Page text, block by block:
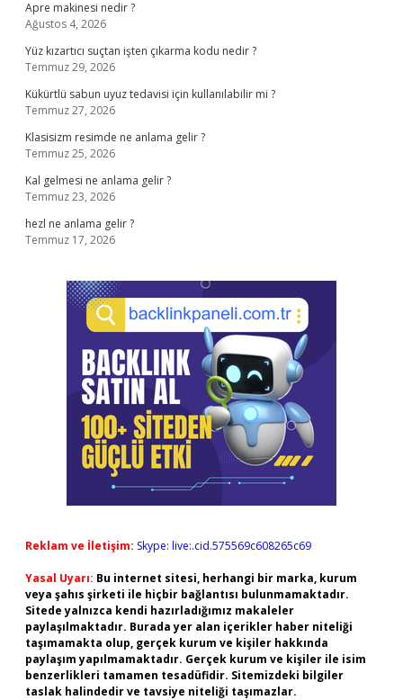
Apre makinesi nedir ?
Ağustos 4, 2026
Yüz kızartıcı suçtan işten çıkarma kodu nedir ?
Temmuz 29, 2026
Kükürtlü sabun uyuz tedavisi için kullanılabilir mi ?
Temmuz 27, 2026
Klasisizm resimde ne anlama gelir ?
Temmuz 25, 2026
Kal gelmesi ne anlama gelir ?
Temmuz 23, 2026
hezl ne anlama gelir ?
Temmuz 17, 2026
Reklam ve İletişim: Skype: live:.cid.575569c608265c69
Yasal Uyarı: Bu internet sitesi, herhangi bir marka, kurum
veya şahıs şirketi ile hiçbir bağlantısı bulunmamaktadır.
Sitede yalnızca kendi hazırladığımız makaleler
paylaşılmaktadır. Burada yer alan içerikler haber niteliği
taşımamakta olup, gerçek kurum ve kişiler hakkında
paylaşım yapılmamaktadır. Gerçek kurum ve kişiler ile isim
benzerlikleri tamamen tesadüfidir. Sitemizdeki bilgiler
taslak halindedir ve tavsiye niteliği taşımazlar.